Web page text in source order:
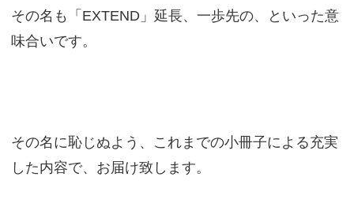
その名も「EXTEND」延長、一歩先の、といった意
味合いです。
その名に恥じぬよう、これまでの小冊子による充実
した内容で、お届け致します。